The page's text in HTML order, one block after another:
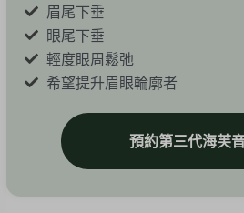
眉尾下垂
眼尾下垂
輕度眼周鬆弛
希望提升眉眼輪廓者
預約第三代海芙